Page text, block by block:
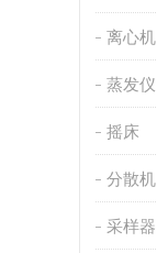
离心机
蒸发仪
摇床
分散机
采样器